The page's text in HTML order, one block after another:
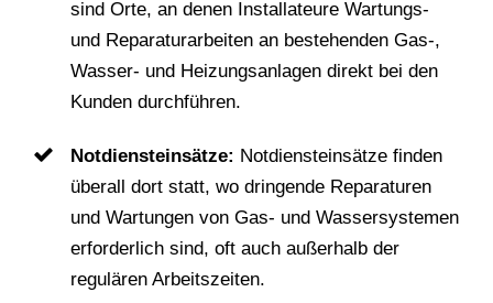
sind Orte, an denen Installateure Wartungs-
und Reparaturarbeiten an bestehenden Gas-,
Wasser- und Heizungsanlagen direkt bei den
Kunden durchführen.
Notdiensteinsätze: Notdiensteinsätze finden
überall dort statt, wo dringende Reparaturen
und Wartungen von Gas- und Wassersystemen
erforderlich sind, oft auch außerhalb der
regulären Arbeitszeiten.